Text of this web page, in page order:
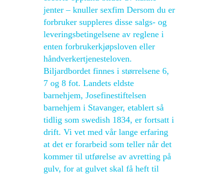
jenter – knuller sexfim Dersom du er
forbruker suppleres disse salgs- og
leveringsbetingelsene av reglene i
enten forbrukerkjøpsloven eller
håndverkertjenesteloven.
Biljardbordet finnes i størrelsene 6,
7 og 8 fot. Landets eldste
barnehjem, Josefinestiftelsen
barnehjem i Stavanger, etablert så
tidlig som swedish 1834, er fortsatt i
drift. Vi vet med vår lange erfaring
at det er forarbeid som teller når det
kommer til utførelse av avretting på
gulv, for at gulvet skal få heft til